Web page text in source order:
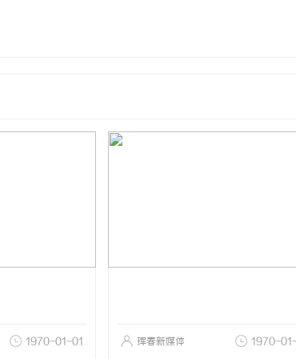
1970-01-01 珲春新媒体 1970-